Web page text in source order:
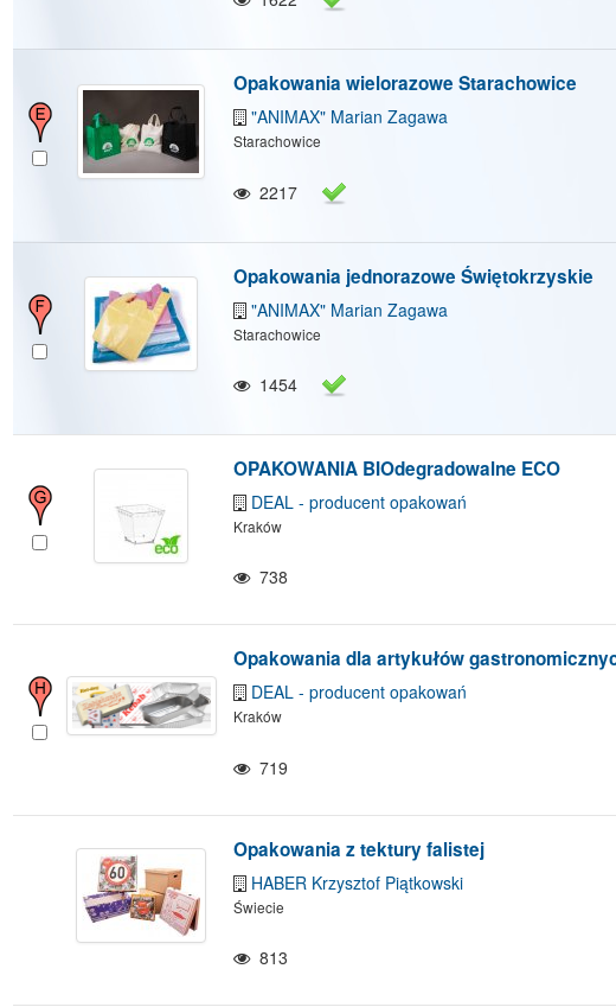
Opakowania wielorazowe Starachowice
"ANIMAX" Marian Zagawa
Starachowice
2217
Opakowania jednorazowe Świętokrzyskie
"ANIMAX" Marian Zagawa
Starachowice
1454
OPAKOWANIA BIOdegradowalne ECO
DEAL - producent opakowań
Kraków
738
Opakowania dla artykułów
DEAL - producent opakowań
Kraków
719
Opakowania z tektury falistej
HABER Krzysztof Piątkowski
Świecie
813